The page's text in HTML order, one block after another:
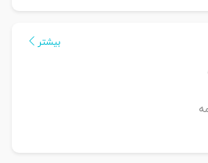
بیشتر